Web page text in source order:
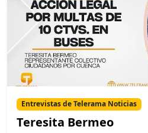
Entrevistas de Telerama Noticias
Teresita Bermeo